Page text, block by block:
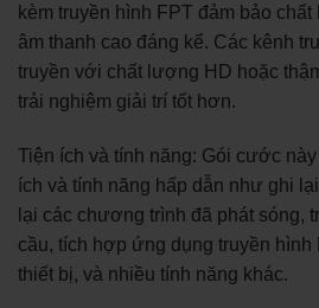
kèm truyền hình FPT đảm bảo
âm thanh cao đáng kể. Các kênh
truyền với chất lượng HD hoặc
trải nghiệm giải trí tốt hơn.
Tiện ích và tính năng: Gói cước
ích và tính năng hấp dẫn như ghi
lại các chương trình đã phát sóng,
cầu, tích hợp ứng dụng truyền hình
thiết bị, và nhiều tính năng khác.